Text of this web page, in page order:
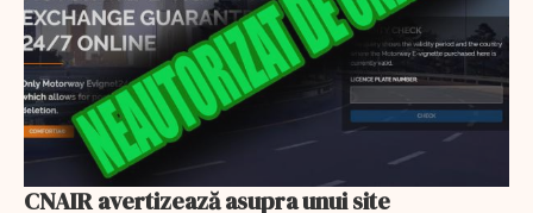
CNAIR avertizează asupra unui site